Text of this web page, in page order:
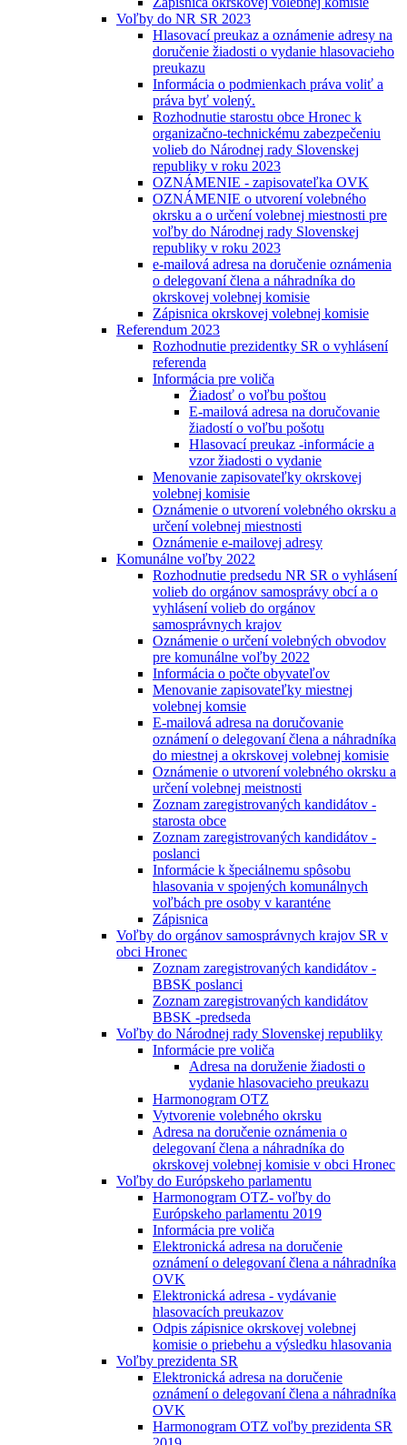
Voľby do NR SR 2023
Hlasovací preukaz a oznámenie adresy na
doručenie žiadosti o vydanie hlasovacieho
preukazu
Informácia o podmienkach práva voliť a
práva byť volený.
Rozhodnutie starostu obce Hronec k
organizačno-technickému zabezpečeniu
volieb do Národnej rady Slovenskej
republiky v roku 2023
OZNÁMENIE - zapisovateľka OVK
OZNÁMENIE o utvorení volebného
okrsku a o určení volebnej miestnosti pre
voľby do Národnej rady Slovenskej
republiky v roku 2023
e-mailová adresa na doručenie oznámenia
o delegovaní člena a náhradníka do
okrskovej volebnej komisie
Zápisnica okrskovej volebnej komisie
Referendum 2023
Rozhodnutie prezidentky SR o vyhlásení
referenda
Informácia pre voliča
Žiadosť o voľbu poštou
E-mailová adresa na doručovanie
žiadostí o voľbu pošotu
Hlasovací preukaz -informácie a
vzor žiadosti o vydanie
Menovanie zapisovateľky okrskovej
volebnej komisie
Oznámenie o utvorení volebného okrsku a
určení volebnej miestnosti
Oznámenie e-mailovej adresy
Komunálne voľby 2022
Rozhodnutie predsedu NR SR o vyhlásení
volieb do orgánov samosprávy obcí a o
vyhlásení volieb do orgánov
samosprávnych krajov
Oznámenie o určení volebných obvodov
pre komunálne voľby 2022
Informácia o počte obyvateľov
Menovanie zapisovateľky miestnej
volebnej komsie
E-mailová adresa na doručovanie
oznámení o delegovaní člena a náhradníka
do miestnej a okrskovej volebnej komisie
Oznámenie o utvorení volebného okrsku a
určení volebnej meistnosti
Zoznam zaregistrovaných kandidátov -
starosta obce
Zoznam zaregistrovaných kandidátov -
poslanci
Informácie k špeciálnemu spôsobu
hlasovania v spojených komunálnych
voľbách pre osoby v karanténe
Zápisnica
Voľby do orgánov samosprávnych krajov SR v
obci Hronec
Zoznam zaregistrovaných kandidátov -
BBSK poslanci
Zoznam zaregistrovaných kandidátov
BBSK -predseda
Voľby do Národnej rady Slovenskej republiky
Informácie pre voliča
Adresa na doruženie žiadosti o
vydanie hlasovacieho preukazu
Harmonogram OTZ
Vytvorenie volebného okrsku
Adresa na doručenie oznámenia o
delegovaní člena a náhradníka do
okrskovej volebnej komisie v obci Hronec
Voľby do Európskeho parlamentu
Harmonogram OTZ- voľby do
Európskeho parlamentu 2019
Informácia pre voliča
Elektronická adresa na doručenie
oznámení o delegovaní člena a náhradníka
OVK
Elektronická adresa - vydávanie
hlasovacích preukazov
Odpis zápisnice okrskovej volebnej
komisie o priebehu a výsledku hlasovania
Voľby prezidenta SR
Elektronická adresa na doručenie
oznámení o delegovaní člena a náhradníka
OVK
Harmonogram OTZ voľby prezidenta SR